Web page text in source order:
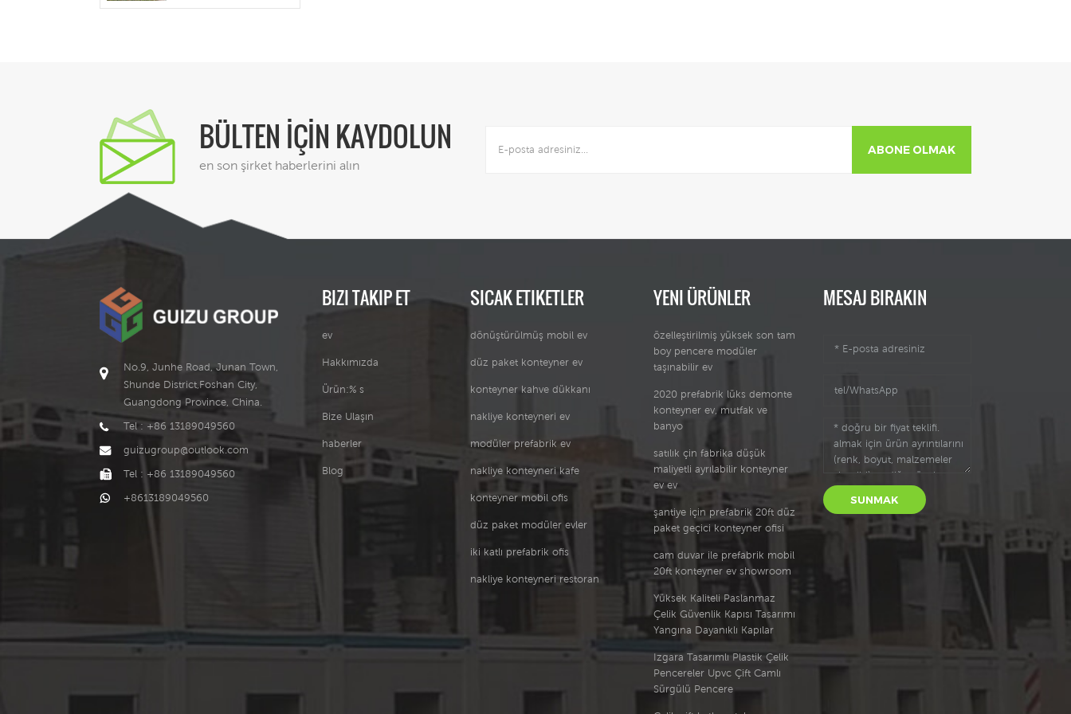
showroom
taşınabilir prefabrik evler
yerleştirilmiştir, ayrıca
göndereceğiz,herkes
anlayabilir. eğer titizseniz,
bazı destekler olduğunu
zeminde tutmak
önemlidir,, yani araziniz
ayarlayabilirsiniz. düz bir
BÜLTEN İÇİN KAYDOLUN
en son şirket haberlerini alın
ABONE OLMAK
No.9, Junhe Road, Junan Town,
Shunde District,Foshan City,
Guangdong Province, China.
Tel : +86 13189049560
guizugroup@outlook.com
Tel : +86 13189049560
+8613189049560
BIZI TAKIP ET
ev
Hakkımızda
Ürün:% s
Bize Ulaşın
haberler
Blog
SICAK ETIKETLER
dönüştürülmüş mobil ev
düz paket konteyner ev
konteyner kahve dükkanı
nakliye konteyneri ev
modüler prefabrik ev
nakliye konteyneri kafe
konteyner mobil ofis
düz paket modüler evler
iki katlı prefabrik ofis
nakliye konteyneri restoran
YENI ÜRÜNLER
özelleştirilmiş yüksek son tam
boy pencere modüler
taşınabilir ev
2020 prefabrik lüks demonte
konteyner ev, mutfak ve
banyo
satılık çin fabrika düşük
maliyetli ayrılabilir konteyner
ev ev
şantiye için prefabrik 20ft düz
paket geçici konteyner ofisi
cam duvar ile prefabrik mobil
20ft konteyner ev showroom
Yüksek Kaliteli Paslanmaz
Çelik Güvenlik Kapısı Tasarımı
Yangına Dayanıklı Kapılar
Izgara Tasarımlı Plastik Çelik
Pencereler Upvc Çift Camlı
Sürgülü Pencere
MESAJ BIRAKIN
SUNMAK